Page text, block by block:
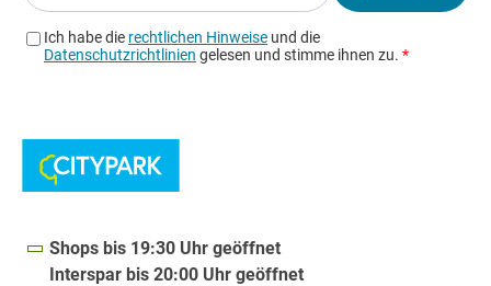
Shops bis 19:30 Uhr geöffnet
Interspar bis 20:00 Uhr geöffnet